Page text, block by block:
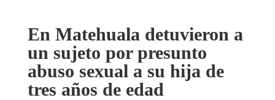
En Matehuala detuvieron a
un sujeto por presunto
abuso sexual a su hija de
tres años de edad